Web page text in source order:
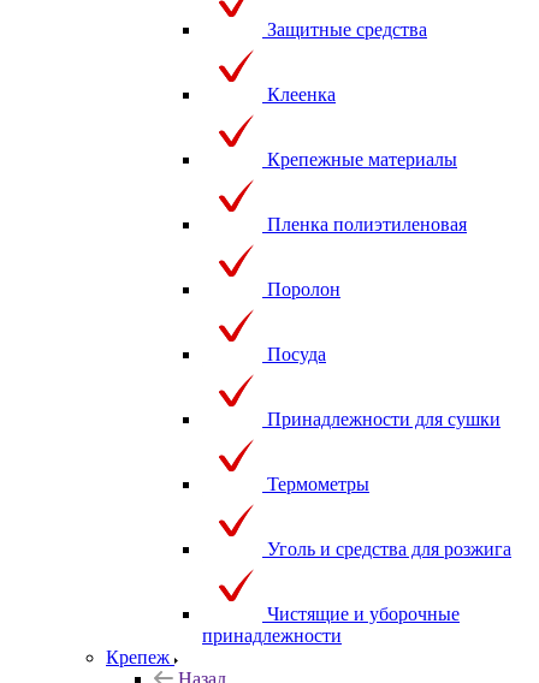
Защитные средства
Клеенка
Крепежные материалы
Пленка полиэтиленовая
Поролон
Посуда
Принадлежности для сушки
Термометры
Уголь и средства для розжига
Чистящие и уборочные
принадлежности
Крепеж
Назад